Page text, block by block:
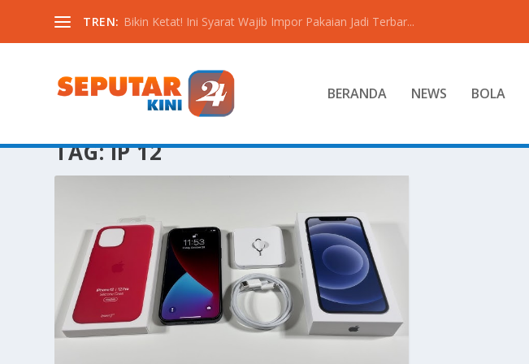
TREN: Bikin Ketat! Ini Syarat Wajib Impor Pakaian Jadi Terbar...
BERANDA NEWS BOLA
TAG:IP 12